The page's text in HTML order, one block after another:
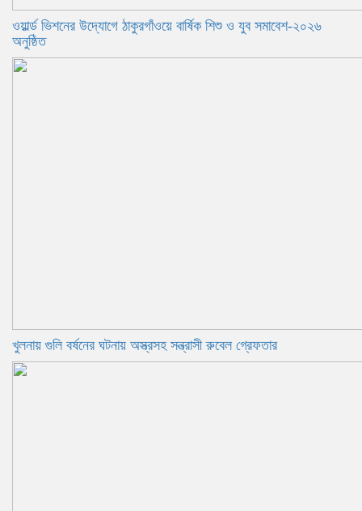
ওয়ার্ল্ড ভিশনের উদ্যোগে ঠাকুরগাঁওয়ে বার্ষিক শিশু ও যুব সমাবেশ-২০২৬
অনুষ্ঠিত
খুলনায় গুলি বর্ষনের ঘটনায় অস্ত্রসহ সন্ত্রাসী রুবেল গ্রেফতার